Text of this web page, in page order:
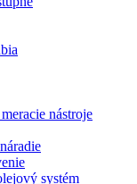
nástroje
systém